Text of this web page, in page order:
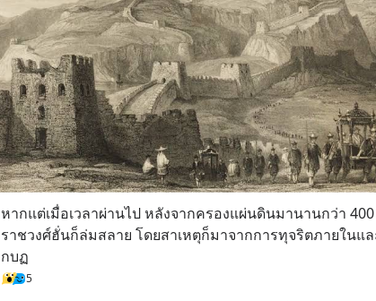
หากแต่เมื่อเวลาผ่านไป หลังจากครองแผ่นดินมานานกว่า
ราชวงศ์ฮั่นก็ล่มสลาย โดยสาเหตุก็มาจากการทุจริตภายในแ
กบฏ
5